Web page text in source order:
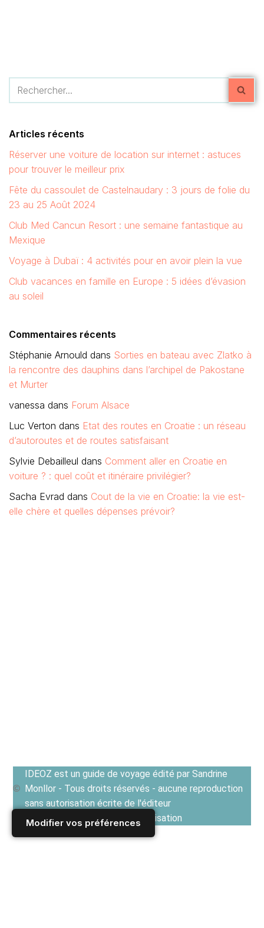
Modifier vos préférences
Articles récents
Réserver une voiture de location sur internet : astuces
pour trouver le meilleur prix
Fête du cassoulet de Castelnaudary : 3 jours de folie du
23 au 25 Août 2024
Club Med Cancun Resort : une semaine fantastique au
Mexique
Voyage à Dubaï : 4 activités pour en avoir plein la vue
Club vacances en famille en Europe : 5 idées d’évasion
au soleil
Commentaires récents
Stéphanie Arnould dans Sorties en bateau avec Zlatko à
la rencontre des dauphins dans l’archipel de Pakostane
et Murter
vanessa dans Forum Alsace
Luc Verton dans Etat des routes en Croatie : un réseau
d’autoroutes et de routes satisfaisant
Sylvie Debailleul dans Comment aller en Croatie en
voiture ? : quel coût et itinéraire privilégier?
Sacha Evrad dans Cout de la vie en Croatie: la vie est-
elle chère et quelles dépenses prévoir?
IDEOZ est un guide de voyage édité par Sandrine
Monllor - Tous droits réservés - aucune reproduction
sans autorisation écrite de l'éditeur
Voir les Conditions générales d'utilisation